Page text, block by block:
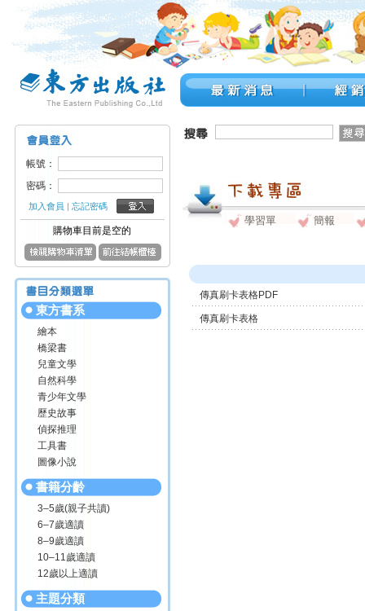
帳號：
密碼：
加入會員 |忘記密碼
購物車目前是空的
東方書系
繪本
橋梁書
兒童文學
自然科學
青少年文學
歷史故事
偵探推理
工具書
圖像小說
書籍分齡
3–5歲(親子共讀)
6–7歲適讀
8–9歲適讀
10–11歲適讀
12歲以上適讀
主題分類
學習單 簡報
傳真刷卡表格PDF
傳真刷卡表格